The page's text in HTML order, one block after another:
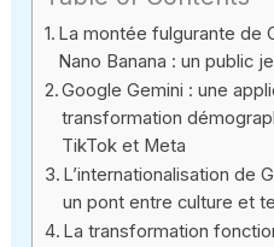
La montée fulgurante de
Nano Banana : un public
Google Gemini : une
transformation
TikTok et Meta
L’internationalisation de
un pont entre culture et
La transformation